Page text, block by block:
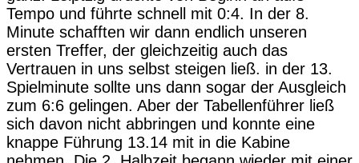
Tempo und führte schnell mit 0:4. In der 8.
Minute schafften wir dann endlich unseren
ersten Treffer, der gleichzeitig auch das
Vertrauen in uns selbst steigen ließ. in der 13.
Spielminute sollte uns dann sogar der Ausgleich
zum 6:6 gelingen. Aber der Tabellenführer ließ
sich davon nicht abbringen und konnte eine
knappe Führung 13.14 mit in die Kabine